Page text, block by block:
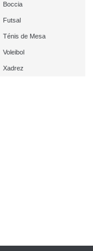
Boccia
Futsal
Ténis de Mesa
Voleibol
Xadrez